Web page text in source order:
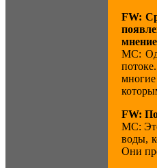
FW:
МС:
FW:
МС:
воды,
Они